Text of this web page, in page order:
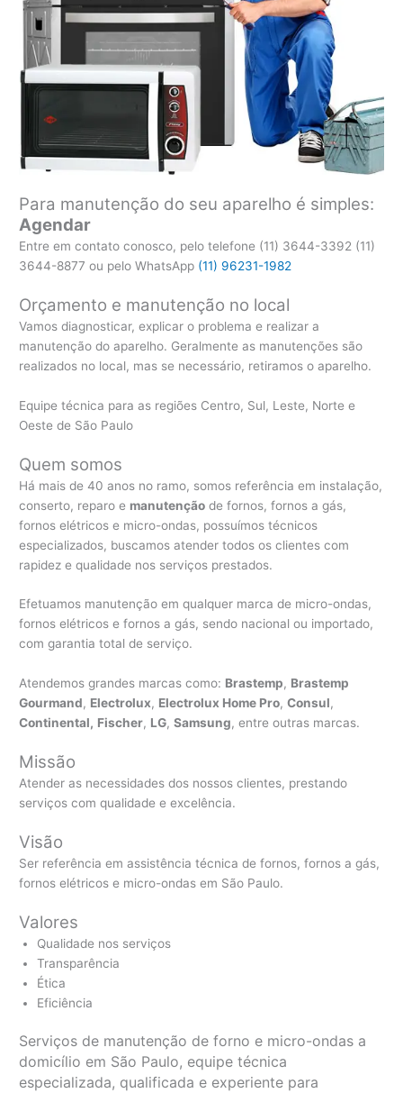
Para manutenção do seu aparelho é simples:
Agendar
Entre em contato conosco, pelo telefone (11) 3644-3392 (11)
3644-8877 ou pelo WhatsApp (11) 96231-1982
Orçamento e manutenção no local
Vamos diagnosticar, explicar o problema e realizar a
manutenção do aparelho. Geralmente as manutenções são
realizados no local, mas se necessário, retiramos o aparelho.
Equipe técnica para as regiões Centro, Sul, Leste, Norte e
Oeste de São Paulo
Quem somos
Há mais de 40 anos no ramo, somos referência em instalação,
conserto, reparo e manutenção de fornos, fornos a gás,
fornos elétricos e micro-ondas, possuímos técnicos
especializados, buscamos atender todos os clientes com
rapidez e qualidade nos serviços prestados.
Efetuamos manutenção em qualquer marca de micro-ondas,
fornos elétricos e fornos a gás, sendo nacional ou importado,
com garantia total de serviço.
Atendemos grandes marcas como: Brastemp, Brastemp
Gourmand, Electrolux, Electrolux Home Pro,Consul,
Continental, Fischer, LG,Samsung, entre outras marcas.
Missão
Atender as necessidades dos nossos clientes, prestando
serviços com qualidade e excelência.
Visão
Ser referência em assistência técnica de fornos, fornos a gás,
fornos elétricos e micro-ondas em São Paulo.
Valores
Qualidade nos serviços
Transparência
Ética
Eficiência
Serviços de manutenção de forno e micro-ondas a
domicílio em São Paulo, equipe técnica
especializada, qualificada e experiente para